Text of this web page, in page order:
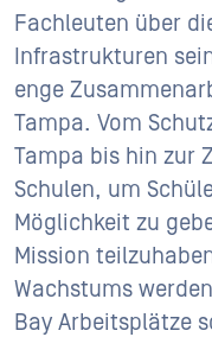
Fachleuten über
Infrastrukturen
enge
Tampa. Vom
Tampa bis hin zur
Schulen, um
Möglichkeit zu
Mission
Wachstums
Bay Arbeitsplätze